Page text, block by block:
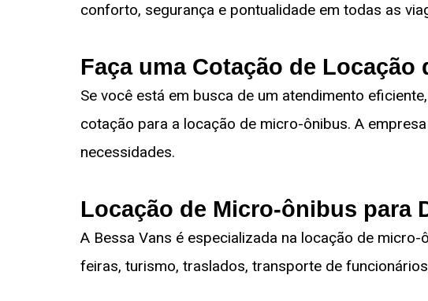
conforto, segurança e pontualidade em todas as
Faça uma Cotação de Locação
Se você está em busca de um atendimento
cotação para a locação de micro-ônibus. A
necessidades.
Locação de Micro-ônibus para
A Bessa Vans é especializada na locação de
feiras, turismo, traslados, transporte de